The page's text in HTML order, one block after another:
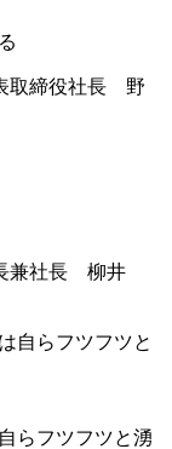
取締役社長 野
兼社長 柳井
らフツフツと湧